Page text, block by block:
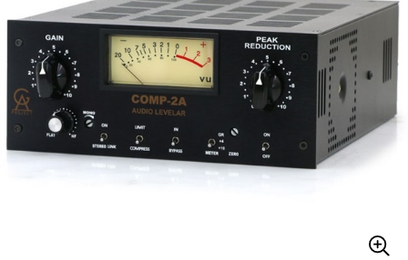
ドラム パーカッション
キーボード 電子ピアノ
管楽器 その他楽器